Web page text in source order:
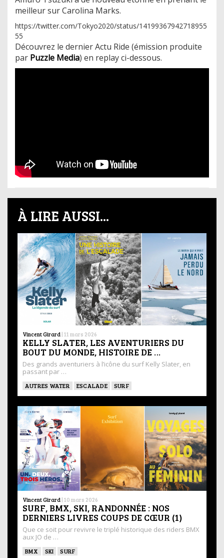
meilleur sur Carolina Marks.
https://twitter.com/Tokyo2020/status/14199367942718955
55
Découvrez le dernier Actu Ride (émission produite
par Puzzle Media) en replay ci-dessous.
À LIRE AUSSI...
Vincent Girard | 11 mars 2026
KELLY SLATER, LES AVENTURIERS DU
BOUT DU MONDE, HISTOIRE DE …
Des grands aventuriers à l’icône du surf Kelly Slater, en
passant par …
AUTRES WATER ESCALADE SURF
Vincent Girard | 10 mars 2026
SURF, BMX, SKI, RANDONNÉE : NOS
DERNIERS LIVRES COUPS DE CŒUR (1)
Que ce soit pour revivre le triplé historique des riders BMX
aux JO de …
BMX SKI SURF